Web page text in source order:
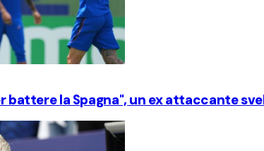
battere la Spagna", un ex attaccante